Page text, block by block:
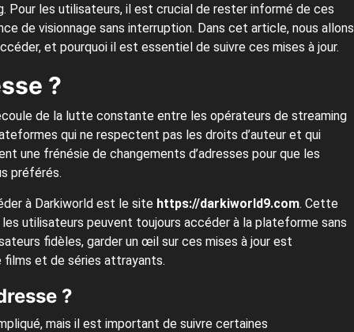
Pour les utilisateurs, il est crucial de rester informé de ces
de visionnage sans interruption. Dans cet article, nous allons
et pourquoi il est essentiel de suivre ces mises à jour.
?
de la lutte constante entre les opérateurs de streaming
qui ne respectent pas les droits d’auteur et qui
une frénésie de changements d’adresses pour que les
préférés.
à Darkiworld est le site https://darkiworld9.com. Cette
utilisateurs peuvent toujours accéder à la plateforme sans
fidèles, garder un œil sur ces mises à jour est
films et de séries attrayants.
?
mais il est important de suivre certaines